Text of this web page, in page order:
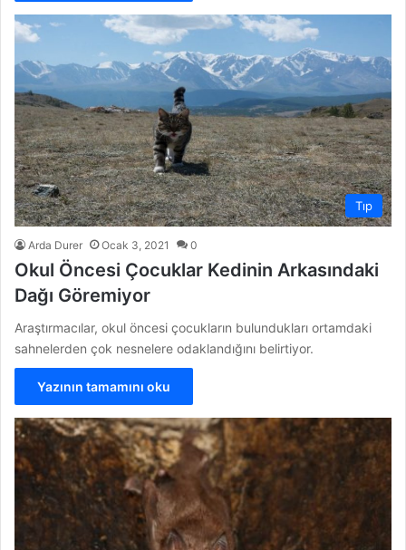
Tıp
Arda Durer Ocak 3, 2021 0
Okul Öncesi Çocuklar Kedinin Arkasındaki
Dağı Göremiyor
Araştırmacılar, okul öncesi çocukların bulundukları ortamdaki
sahnelerden çok nesnelere odaklandığını belirtiyor.
Yazının tamamını oku